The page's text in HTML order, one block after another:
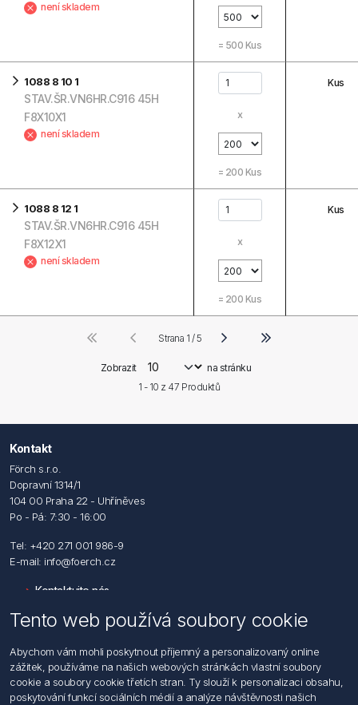
není skladem
= 500 Kus
1088 8 10 1
STAV.ŠR.VN6HR.C916 45H
F8X10X1
není skladem
x
= 200 Kus
Kus
1088 8 12 1
STAV.ŠR.VN6HR.C916 45H
F8X12X1
není skladem
x
= 200 Kus
Kus
Zobrazit
na stránku
1 - 10 z 47 Produktů
Strana 1 / 5
Kontakt
Förch s.r.o.
Dopravní 1314/1
104 00 Praha 22 - Uhříněves
Po - Pá: 7:30 - 16:00
Tel: +420 271 001 986-9
E-mail: info@foerch.cz
Kontaktujte nás
Hledat
Dodržování předpisů
Zásady zpracování osobních údajů fyzických osob
Tento web používá soubory cookie
Abychom vám mohli poskytnout příjemný a personalizovaný online
zážitek, používáme na našich webových stránkách vlastní soubory
cookie a soubory cookie třetích stran. Ty slouží k personalizaci obsahu,
poskytování funkcí sociálních médií a analýze návštěvnosti našich